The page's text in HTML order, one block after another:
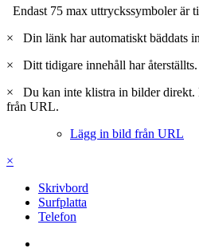
Endast 75 max uttryckssymboler är
×
Din länk har automatiskt bäddats
×
Ditt tidigare innehåll har
×
Du kan inte klistra in bilder direkt.
från URL.
Lägg in bild från URL
×
Skrivbord
Surfplatta
Telefon